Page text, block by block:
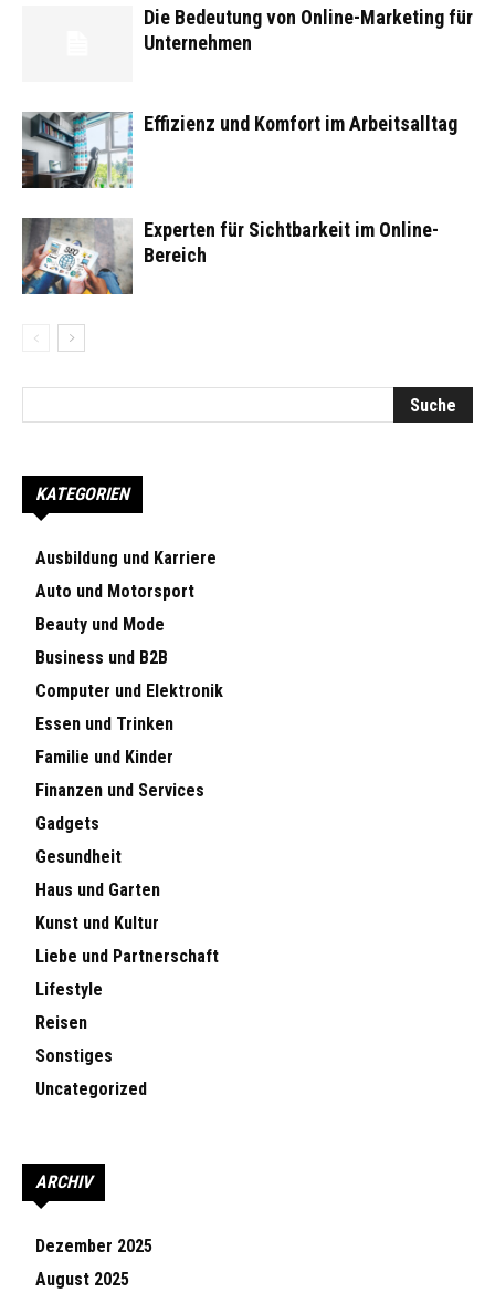
Die Bedeutung von Online-Marketing für
Unternehmen
Effizienz und Komfort im Arbeitsalltag
Experten für Sichtbarkeit im Online-
Bereich
KATEGORIEN
Ausbildung und Karriere
Auto und Motorsport
Beauty und Mode
Business und B2B
Computer und Elektronik
Essen und Trinken
Familie und Kinder
Finanzen und Services
Gadgets
Gesundheit
Haus und Garten
Kunst und Kultur
Liebe und Partnerschaft
Lifestyle
Reisen
Sonstiges
Uncategorized
ARCHIV
Dezember 2025
August 2025